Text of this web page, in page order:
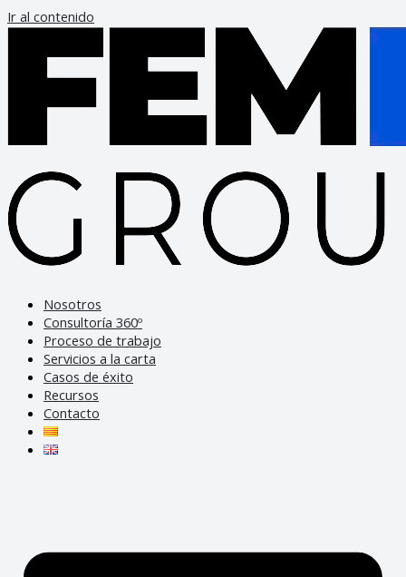
Ir al contenido
Nosotros
Consultoría 360º
Proceso de trabajo
Servicios a la carta
Casos de éxito
Recursos
Contacto